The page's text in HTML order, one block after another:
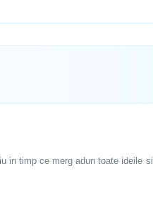
in timp ce merg adun toate ideile si